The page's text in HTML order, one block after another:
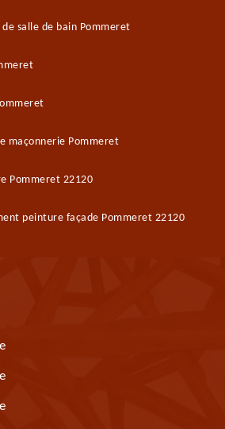
salle de bain Pommeret
maçonnerie Pommeret
Pommeret 22120
peinture façade Pommeret 22120